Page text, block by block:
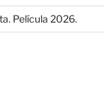
Película 2026.